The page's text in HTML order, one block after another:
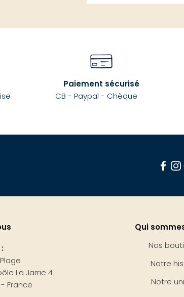
Paiement sécurisé
CB - Paypal - Chèque
La Jarrie 4
France
Qui
Nos
Notre
Notre